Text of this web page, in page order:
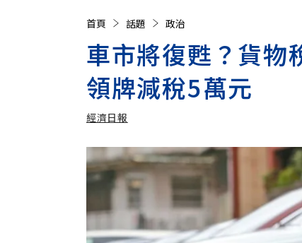
首頁 話題 政治
車市將復甦？貨物
領牌減稅5萬元
經濟日報
經濟日報